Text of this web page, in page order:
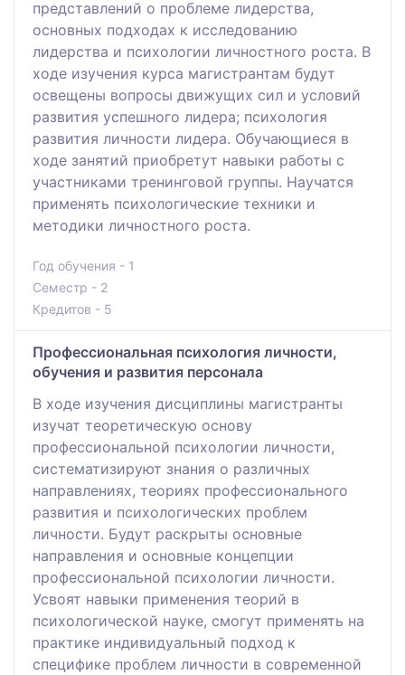
представлений о проблеме лидерства,
основных подходах к исследованию
лидерства и психологии личностного роста. В
ходе изучения курса магистрантам будут
освещены вопросы движущих сил и условий
развития успешного лидера; психология
развития личности лидера. Обучающиеся в
ходе занятий приобретут навыки работы с
участниками тренинговой группы. Научатся
применять психологические техники и
методики личностного роста.
Год обучения - 1
Семестр - 2
Кредитов - 5
Профессиональная психология личности,
обучения и развития персонала
В ходе изучения дисциплины магистранты
изучат теоретическую основу
профессиональной психологии личности,
систематизируют знания о различных
направлениях, теориях профессионального
развития и психологических проблем
личности. Будут раскрыты основные
направления и основные концепции
профессиональной психологии личности.
Усвоят навыки применения теорий в
психологической науке, смогут применять на
практике индивидуальный подход к
специфике проблем личности в современной